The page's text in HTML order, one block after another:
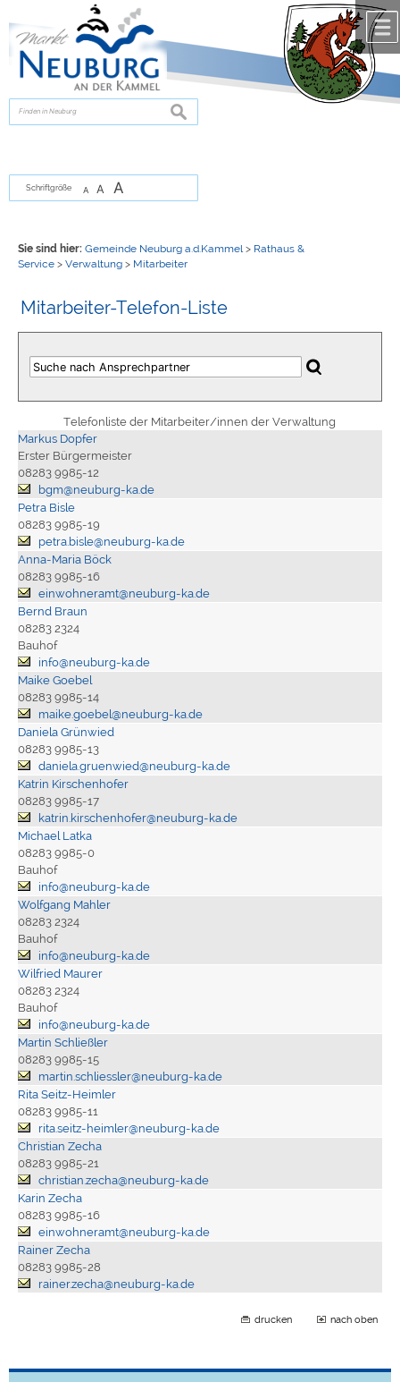
zur Navigationoder
springen.
suchen
Schriftgröße A A A
Sie sind hier: Gemeinde Neuburg a.d.Kammel > Rathaus &
Service> Verwaltung> Mitarbeiter
Mitarbeiter-Telefon-Liste
Telefonliste der Mitarbeiter/innen der Verwaltung
Markus Dopfer
Erster Bürgermeister
08283 9985-12
bgm@neuburg-ka.de
Petra Bisle
08283 9985-19
petra.bisle@neuburg-ka.de
Anna-Maria Böck
08283 9985-16
einwohneramt@neuburg-ka.de
Bernd Braun
08283 2324
Bauhof
info@neuburg-ka.de
Maike Goebel
08283 9985-14
maike.goebel@neuburg-ka.de
Daniela Grünwied
08283 9985-13
daniela.gruenwied@neuburg-ka.de
Katrin Kirschenhofer
08283 9985-17
katrin.kirschenhofer@neuburg-ka.de
Michael Latka
08283 9985-0
Bauhof
info@neuburg-ka.de
Wolfgang Mahler
08283 2324
Bauhof
info@neuburg-ka.de
Wilfried Maurer
08283 2324
Bauhof
info@neuburg-ka.de
Martin Schließler
08283 9985-15
martin.schliessler@neuburg-ka.de
Rita Seitz-Heimler
08283 9985-11
rita.seitz-heimler@neuburg-ka.de
Christian Zecha
08283 9985-21
christian.zecha@neuburg-ka.de
Karin Zecha
08283 9985-16
einwohneramt@neuburg-ka.de
Rainer Zecha
08283 9985-28
rainer.zecha@neuburg-ka.de
drucken nach oben